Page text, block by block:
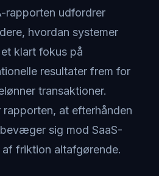
rapporten udfordrer
hvordan systemer
klart fokus på
resultater frem for
transaktioner.
at efterhånden
sig mod SaaS-
friktion altafgørende.